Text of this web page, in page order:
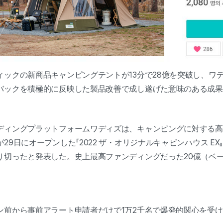
ックの新商品キャンピングテントが13分で28億を突破し、ワ
ックを積極的に反映した製品改善で成し遂げた意味のある成
ィングプラットフォームワディズは、キャンピングに対する
日にオープンした『2022 ザ・オリジナルキャビンハウス EX
切ったと発表した。史上最高ファンディングだった20億（ベ
から事前アラート申請者だけで1万2千名で爆発的関心を受け